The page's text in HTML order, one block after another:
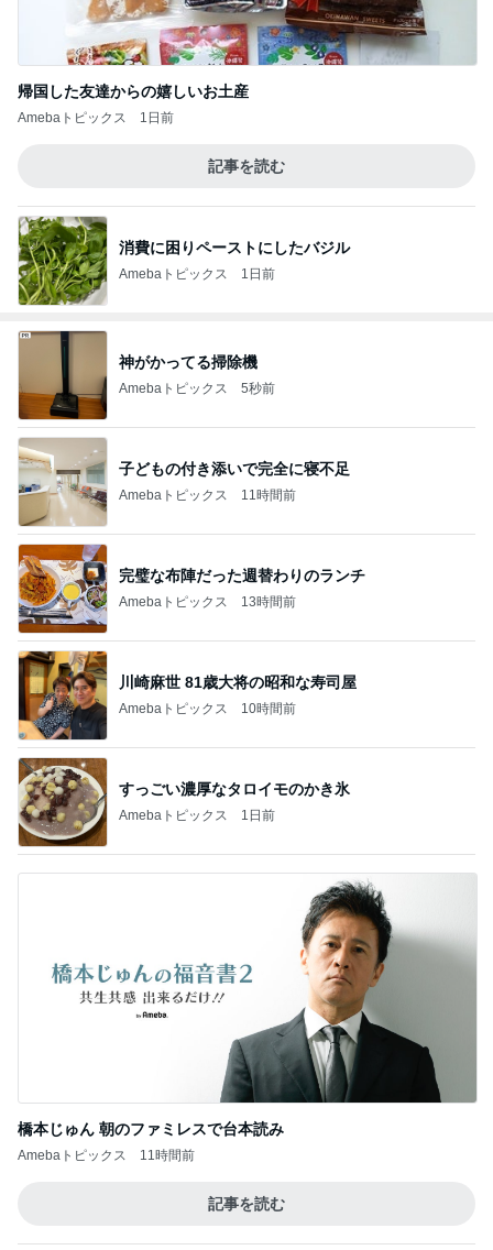
帰国した友達からの嬉しいお土産
Amebaトピックス 1日前
記事を読む
消費に困りペーストにしたバジル
Amebaトピックス 1日前
神がかってる掃除機
Amebaトピックス 5秒前
子どもの付き添いで完全に寝不足
Amebaトピックス 11時間前
完璧な布陣だった週替わりのランチ
Amebaトピックス 13時間前
川崎麻世 81歳大将の昭和な寿司屋
Amebaトピックス 10時間前
すっごい濃厚なタロイモのかき氷
Amebaトピックス 1日前
橋本じゅん 朝のファミレスで台本読み
Amebaトピックス 11時間前
記事を読む